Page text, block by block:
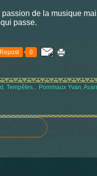
de la musique
passe.
Repost 0
Tempêtes... Pommaux Yvan,